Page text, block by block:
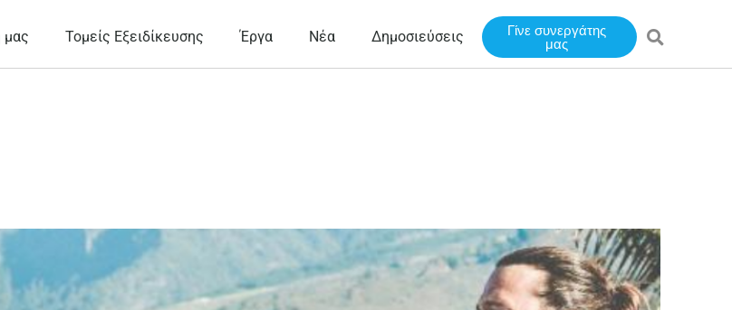
μας Τομείς Εξειδίκευσης Έργα Νέα Δημοσιεύσεις Γίνε συνεργάτης
μας